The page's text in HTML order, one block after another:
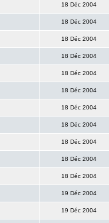
18 Déc 2004
18 Déc 2004
18 Déc 2004
18 Déc 2004
18 Déc 2004
18 Déc 2004
18 Déc 2004
18 Déc 2004
18 Déc 2004
18 Déc 2004
18 Déc 2004
19 Déc 2004
19 Déc 2004